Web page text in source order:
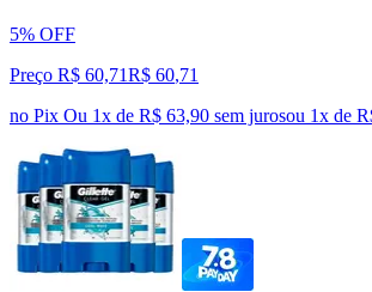
5% OFF
Preço R$ 60,71R$ 60,71
no Pix Ou 1x de R$ 63,90 sem jurosou 1x de